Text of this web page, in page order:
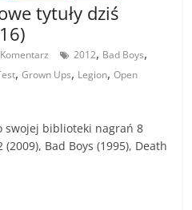
tytuły dziś
2012, Bad Boys,
,Grown Ups, Legion,Open
swojej biblioteki nagrań 8
Bad Boys (1995), Death